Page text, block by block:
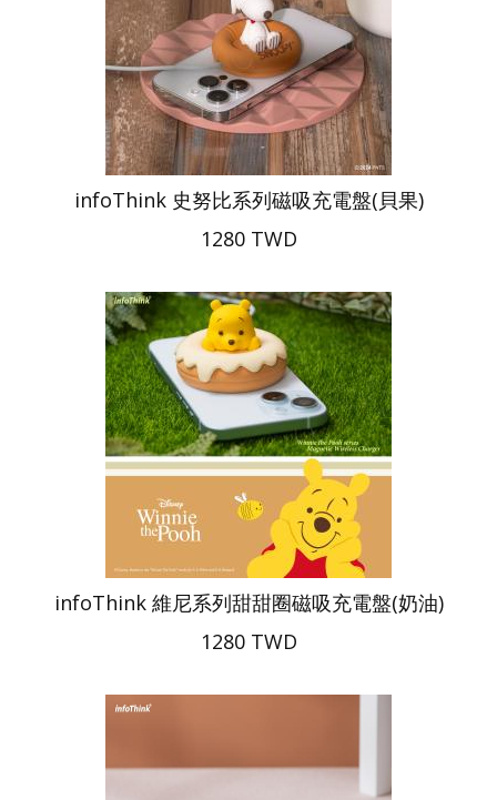
infoThink 史努比系列磁吸充電盤(貝果)
1280 TWD
infoThink 維尼系列甜甜圈磁吸充電盤(奶油)
1280 TWD